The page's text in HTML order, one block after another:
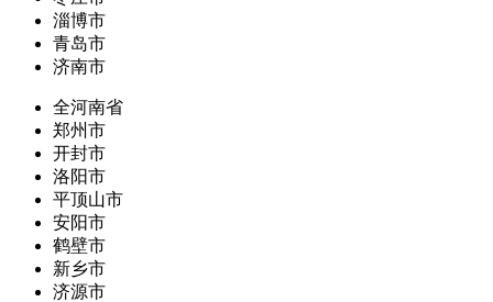
淄博市
青岛市
济南市
全河南省
郑州市
开封市
洛阳市
平顶山市
安阳市
鹤壁市
新乡市
济源市